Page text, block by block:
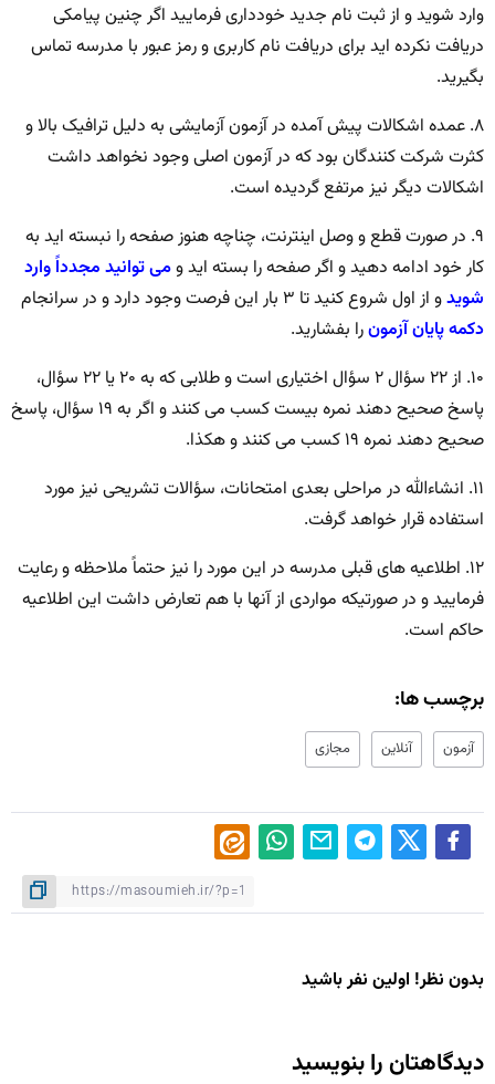
وارد شوید و از ثبت نام جدید خودداری فرمایید اگر چنین پیامکی
دریافت نکرده اید برای دریافت نام کاربری و رمز عبور با مدرسه تماس
بگیرید.
۸. عمده اشکالات پیش آمده در آزمون آزمایشی به دلیل ترافیک بالا و
کثرت شرکت کنندگان بود که در آزمون اصلی وجود نخواهد داشت
اشکالات دیگر نیز مرتفع گردیده است.
۹. در صورت قطع و وصل اینترنت، چناچه هنوز صفحه را نبسته اید به
کار خود ادامه دهید و اگر صفحه را بسته اید ومی توانید مجدداً وارد
شویدو از اول شروع کنید تا ۳ بار این فرصت وجود دارد و در سرانجام
دکمه پایان آزمونرا بفشارید.
۱۰. از ۲۲ سؤال ۲ سؤال اختیاری است و طلابی که به ۲۰ یا ۲۲ سؤال،
پاسخ صحیح دهند نمره بیست کسب می کنند و اگر به ۱۹ سؤال، پاسخ
صحیح دهند نمره ۱۹ کسب می کنند و هکذا.
۱۱. انشاءالله در مراحلی بعدی امتحانات، سؤالات تشریحی نیز مورد
استفاده قرار خواهد گرفت.
۱۲. اطلاعیه های قبلی مدرسه در این مورد را نیز حتماً ملاحظه و رعایت
فرمایید و در صورتیکه مواردی از آنها با هم تعارض داشت این اطلاعیه
حاکم است.
برچسب ها:
آزمون آنلاین مجازی
بدون نظر! اولین نفر باشید
دیدگاهتان را بنویسید